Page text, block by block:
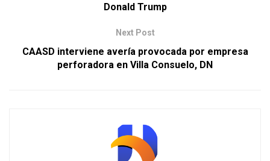
Donald Trump
Next Post
CAASD interviene avería provocada por empresa
perforadora en Villa Consuelo, DN